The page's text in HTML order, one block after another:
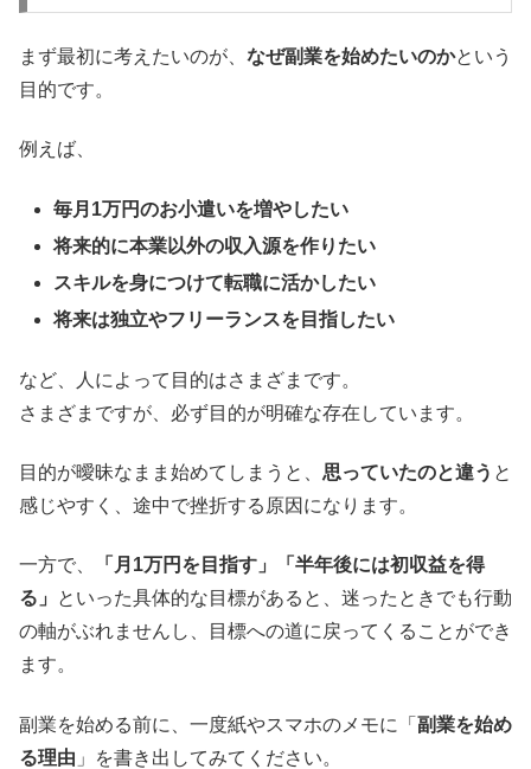
まず最初に考えたいのが、 なぜ副業を始めたいのかという
目的です。
例えば、
毎月1万円のお小遣いを増やしたい
将来的に本業以外の収入源を作りたい
スキルを身につけて転職に活かしたい
将来は独立やフリーランスを目指したい
など、人によって目的はさまざまです。
さまざまですが、必ず目的が明確な存在しています。
目的が曖昧なまま始めてしまうと、 思っていたのと違う と
感じやすく、途中で挫折する原因になります。
一方で、
「月1万円を目指す」「半年後には初収益を得
る」
といった具体的な目標があると、迷ったときでも行動
の軸がぶれませんし、目標への道に戻ってくることができ
ます。
副業を始める前に、一度紙やスマホのメモに「 副業を始め
る理由 」を書き出してみてください。